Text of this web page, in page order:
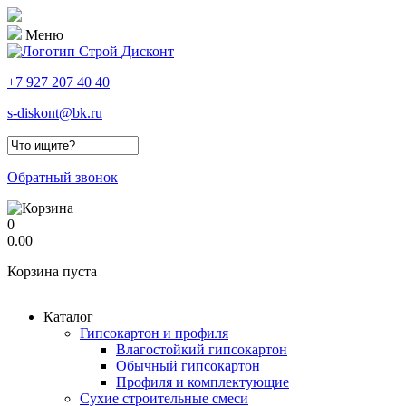
Меню
+7 927 207 40 40
s-diskont@bk.ru
Обратный звонок
0
0.00
Корзина пуста
Каталог
Гипсокартон и профиля
Влагостойкий гипсокартон
Обычный гипсокартон
Профиля и комплектующие
Сухие строительные смеси